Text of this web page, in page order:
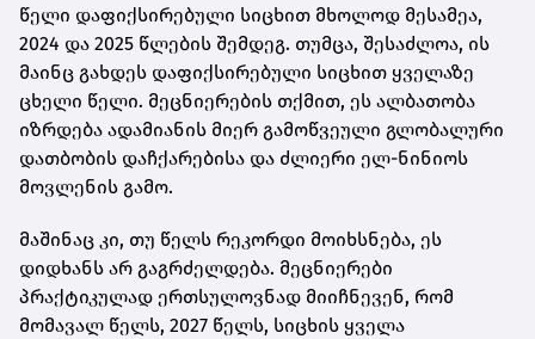
წელი დაფიქსირებული სიცხით მხოლოდ მესამეა,
2024 და 2025 წლების შემდეგ. თუმცა, შესაძლოა, ის
მაინც გახდეს დაფიქსირებული სიცხით ყველაზე
ცხელი წელი. მეცნიერების თქმით, ეს ალბათობა
იზრდება ადამიანის მიერ გამოწვეული გლობალური
დათბობის დაჩქარებისა და ძლიერი ელ-ნინიოს
მოვლენის გამო.
მაშინაც კი, თუ წელს რეკორდი მოიხსნება, ეს
დიდხანს არ გაგრძელდება. მეცნიერები
პრაქტიკულად ერთსულოვნად მიიჩნევენ, რომ
მომავალ წელს, 2027 წელს, სიცხის ყველა